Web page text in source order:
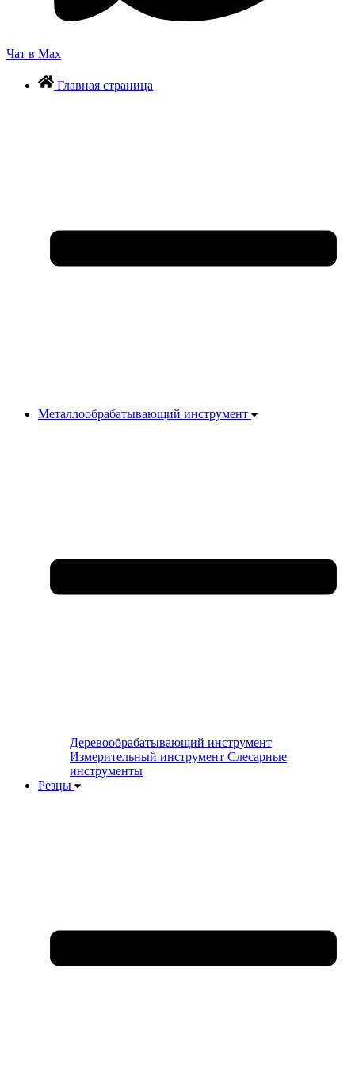
Чат в Max
Главная страница
Металлообрабатывающий инструмент
Деревообрабатывающий инструмент
Измерительный инструмент Слесарные
инструменты
Резцы